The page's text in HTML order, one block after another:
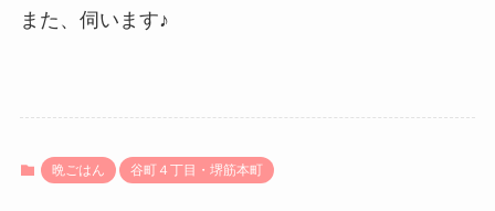
また、伺います♪
晩ごはん 谷町４丁目・堺筋本町